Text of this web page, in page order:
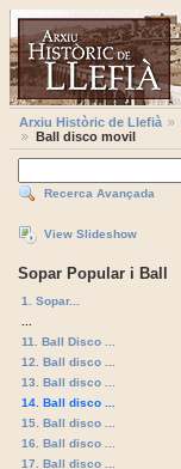
Arxiu Històric de Llefià
Ball disco movil
Recerca Avançada
View Slideshow
Sopar Popular i Ball
1. Sopar...
11. Ball Disco ...
12. Ball disco ...
13. Ball disco ...
14. Ball disco ...
15. Ball disco ...
16. Ball disco ...
17. Ball disco ...